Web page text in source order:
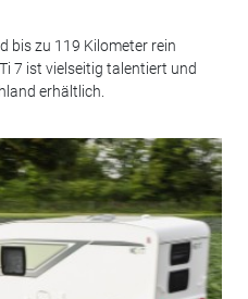
bis zu 119 Kilometer rein
7 ist vielseitig talentiert und
erhältlich.